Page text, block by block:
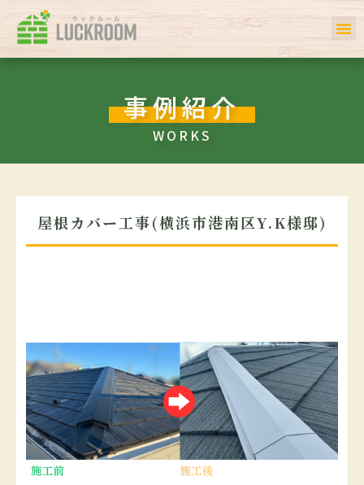
事例紹介
WORKS
屋根カバー工事(横浜市港南区Y.K様邸)